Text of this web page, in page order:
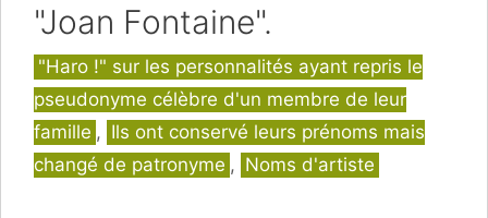
"Joan Fontaine".
Catégories
"Haro !" sur les personnalités ayant repris le
pseudonyme célèbre d'un membre de leur
famille , Ils ont conservé leurs prénoms mais
changé de patronyme , Noms d'artiste